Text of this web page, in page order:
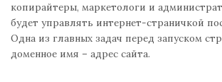
копирайтеры, маркетологи и
будет управлять интернет-страничкой
Одна из главных задач перед запуском
доменное имя – адрес сайта.